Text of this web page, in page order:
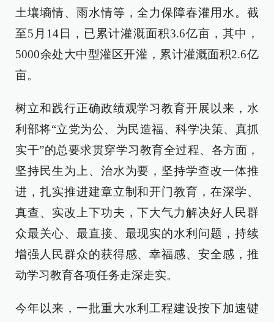
土壤墒情、雨水情等，全力保障春灌用水。截
至5月14日，已累计灌溉面积3.6亿亩，其中，
5000余处大中型灌区开灌，累计灌溉面积2.6亿
亩。
树立和践行正确政绩观学习教育开展以来，水
利部将“立党为公、为民造福、科学决策、真抓
实干”的总要求贯穿学习教育全过程、各方面，
坚持民生为上、治水为要，坚持学查改一体推
进，扎实推进建章立制和开门教育，在深学、
真查、实改上下功夫，下大气力解决好人民群
众最关心、最直接、最现实的水利问题，持续
增强人民群众的获得感、幸福感、安全感，推
动学习教育各项任务走深走实。
今年以来，一批重大水利工程建设按下加速键